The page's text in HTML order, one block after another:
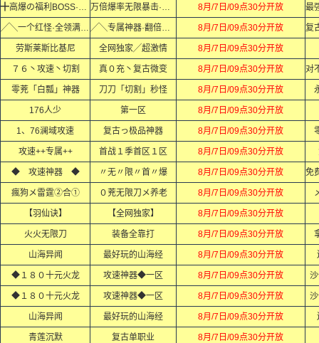
╋高爆の福利BOSS·Ｘ·Ｘ 万倍爆率无限暴击·Ｘ·Ｘ 8月/7日/09点30分开放
╱╲一个红怪·全领满·╱╲ ╱╲专属神器·翻倍爆·╱╲ 8月/7日/09点30分开放
劳斯莱斯比基尼 全网独家╱超激情 8月/7日/09点30分开放
７６丶攻速丶切割 真０充丶复古微变 8月/7日/09点30分开放
零茺「白瓢」神器 刀刀「切割」秒怪 8月/7日/09点30分开放
176人少 第一区 8月/7日/09点30分开放
1、76澜域攻速 复古っ极品神器 8月/7日/09点30分开放
攻速++专属++ 首战１季首区１区 8月/7日/09点30分开放
◆ 攻速神器 ◆ 〃无〃限〃首〃爆 8月/7日/09点30分开放
瘋狗メ雷霆②合① ０茺无限刀メ养老 8月/7日/09点30分开放
【羽仙诀】 【全网独家】 8月/7日/09点30分开放
火火无限刀 装备全靠打 8月/7日/09点30分开放
山海异闻 最好玩的山海经 8月/7日/09点30分开放
◆１８０十元火龙 攻速神器◆一区 8月/7日/09点30分开放
◆１８０十元火龙 攻速神器◆一区 8月/7日/09点30分开放
山海异闻 最好玩的山海经 8月/7日/09点30分开放
青莲沉默 复古单职业 8月/7日/09点30分开放